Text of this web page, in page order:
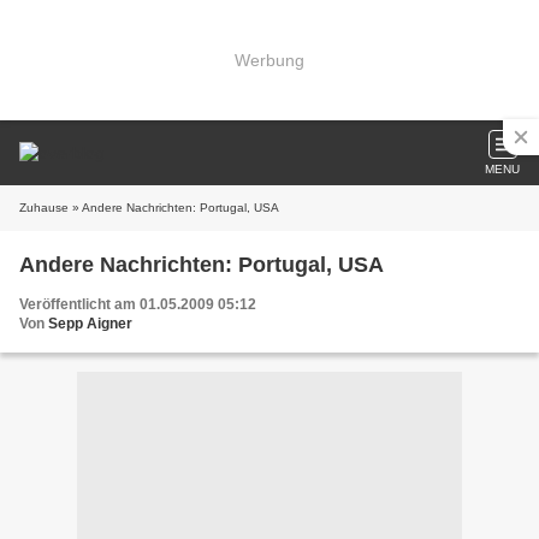
Werbung
MENU
Zuhause » Andere Nachrichten: Portugal, USA
Andere Nachrichten: Portugal, USA
Veröffentlicht am 01.05.2009 05:12
Von Sepp Aigner